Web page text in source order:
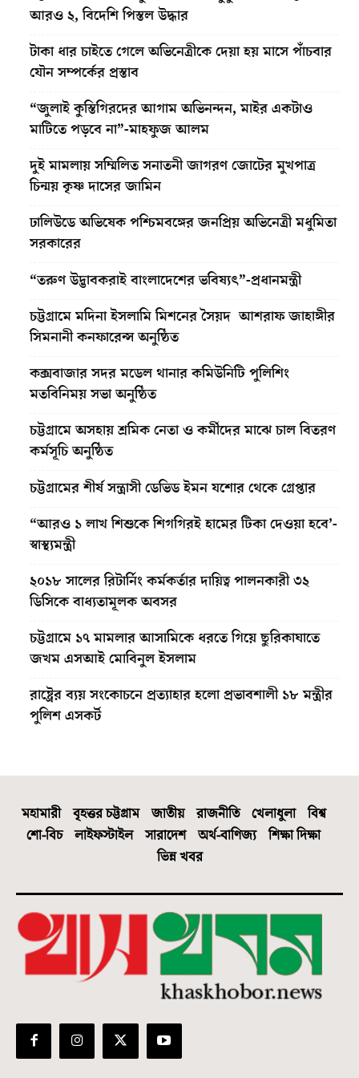
আরও ২, বিদেশি পিস্তল উদ্ধার
টাকা ধার চাইতে গেলে অভিনেত্রীকে দেয়া হয় মাসে পাঁচবার
যৌন সম্পর্কের প্রস্তাব
“জুলাই কুস্তিগিরদের আগাম অভিনন্দন, মাইর একটাও
মাটিতে পড়বে না”-মাহফুজ আলম
দুই মামলায় সম্মিলিত সনাতনী জাগরণ জোটের মুখপাত্র
চিন্ময় কৃষ্ণ দাসের জামিন
ঢালিউডে অভিষেক পশ্চিমবঙ্গের জনপ্রিয় অভিনেত্রী মধুমিতা
সরকারের
“তরুণ উদ্ভাবকরাই বাংলাদেশের ভবিষ্যৎ”-প্রধানমন্ত্রী
চট্টগ্রামে মদিনা ইসলামি মিশনের সৈয়দ আশরাফ জাহাঙ্গীর
সিমনানী কনফারেন্স অনুষ্ঠিত
কক্সবাজার সদর মডেল থানার কমিউনিটি পুলিশিং
মতবিনিময় সভা অনুষ্ঠিত
চট্টগ্রামে অসহায় শ্রমিক নেতা ও কর্মীদের মাঝে চাল বিতরণ
কর্মসূচি অনুষ্ঠিত
চট্টগ্রামের শীর্ষ সন্ত্রাসী ডেভিড ইমন যশোর থেকে গ্রেপ্তার
“আরও ১ লাখ শিশুকে শিগগিরই হামের টিকা দেওয়া হবে’-
স্বাস্থ্যমন্ত্রী
২০১৮ সালের রিটার্নিং কর্মকর্তার দায়িত্ব পালনকারী ৩২
ডিসিকে বাধ্যতামূলক অবসর
চট্টগ্রামে ১৭ মামলার আসামিকে ধরতে গিয়ে ছুরিকাঘাতে
জখম এসআই মোবিনুল ইসলাম
রাষ্ট্রের ব্যয় সংকোচনে প্রত্যাহার হলো প্রভাবশালী ১৮ মন্ত্রীর
পুলিশ এসকর্ট
মহামারী বৃহত্তর চট্টগ্রাম জাতীয় রাজনীতি খেলাধুলা
বিশ্ব
শো-বিচ
লাইফস্টাইল সারাদেশ অর্থ-বাণিজ্য
শিক্ষা দিক্ষা
ভিন্ন খবর